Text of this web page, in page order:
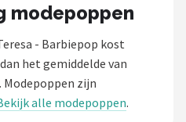
modepoppen
- Barbiepop kost
het gemiddelde van
Modepoppen zijn
alle modepoppen.